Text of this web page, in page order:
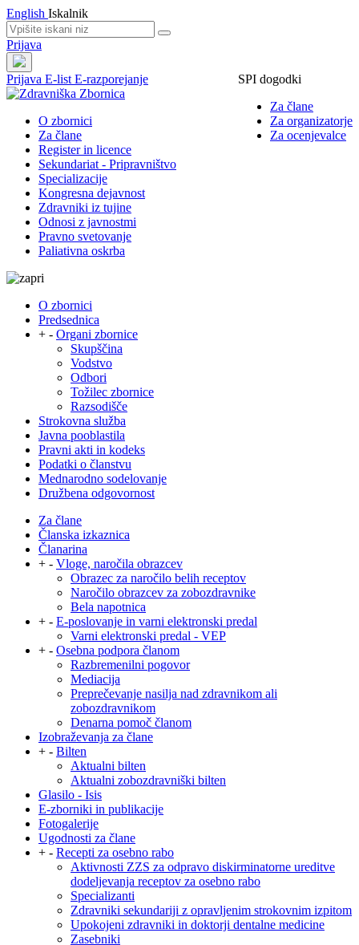
English Iskalnik
Prijava
Prijava
SPI dogodki
Za člane
Za organizatorje
Za ocenjevalce
E-list E-razporejanje
O zbornici
Za člane
Register in licence
Sekundariat - Pripravništvo
Specializacije
Kongresna dejavnost
Zdravniki iz tujine
Odnosi z javnostmi
Pravno svetovanje
Paliativna oskrba
O zbornici
Predsednica
+ - Organi zbornice
Skupščina
Vodstvo
Odbori
Tožilec zbornice
Razsodišče
Strokovna služba
Javna pooblastila
Pravni akti in kodeks
Podatki o članstvu
Mednarodno sodelovanje
Družbena odgovornost
Za člane
Članska izkaznica
Članarina
+ - Vloge, naročila obrazcev
Obrazec za naročilo belih receptov
Naročilo obrazcev za zobozdravnike
Bela napotnica
+ - E-poslovanje in varni elektronski predal
Varni elektronski predal - VEP
+ - Osebna podpora članom
Razbremenilni pogovor
Mediacija
Preprečevanje nasilja nad zdravnikom ali
zobozdravnikom
Denarna pomoč članom
Izobraževanja za člane
+ - Bilten
Aktualni bilten
Aktualni zobozdravniški bilten
Glasilo - Isis
E-zborniki in publikacije
Fotogalerije
Ugodnosti za člane
+ - Recepti za osebno rabo
Aktivnosti ZZS za odpravo diskirminatorne ureditve
dodeljevanja receptov za osebno rabo
Specializanti
Zdravniki sekundariji z opravljenim strokovnim izpitom
Upokojeni zdravniki in doktorji dentalne medicine
Zasebniki